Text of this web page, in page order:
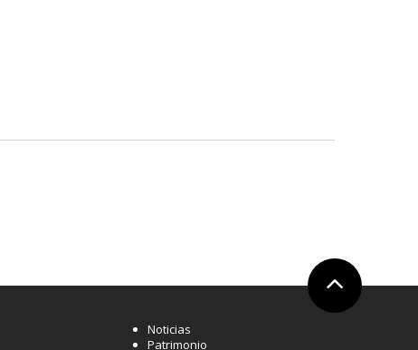
Ir arriba
Noticias
Patrimonio